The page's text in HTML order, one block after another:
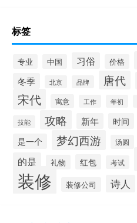
标签
专业 中国 习俗 价格
冬季 北京 品牌 唐代
宋代 寓意 工作 年初
技能 攻略 新年 时间
是一个 梦幻西游 汤圆
的是 礼物 红包 考试
装修 装修公司 诗人